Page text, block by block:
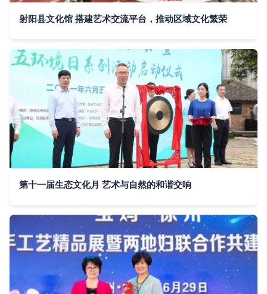
射阳县文化馆 搭建艺术交流平台，推动区域文化繁荣
第十一届生态文化月 艺术与自然的和谐交响